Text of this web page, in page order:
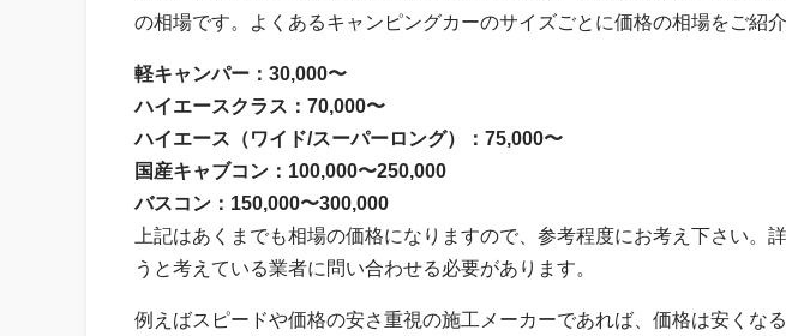
の相場です。よくあるキャンピングカーのサイズごとに価格の相場をご紹
軽キャンパー：30,000〜
ハイエースクラス：70,000〜
ハイエース（ワイド/スーパーロング）：75,000〜
国産キャブコン：100,000〜250,000
バスコン：150,000〜300,000
上記はあくまでも相場の価格になりますので、参考程度にお考え下さい。
うと考えている業者に問い合わせる必要があります。
例えばスピードや価格の安さ重視の施工メーカーであれば、価格は安くな